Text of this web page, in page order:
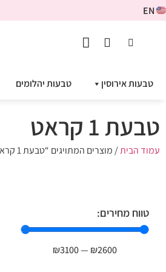
EN
טבעות אירוסין טבעות יהלומים
טבעת 1 קראט
עמוד הבית/ מוצרים המתויגים “טבעת 1 קראט”
טווח מחירים:
₪2600
—
₪3100